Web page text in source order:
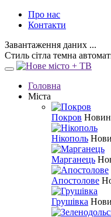
Про нас
Контакти
Завантаження даних ...
Стиль сітла темна
Головна
Міста
Покров
Нікополь
Марганець
Апостолове
Грушівка